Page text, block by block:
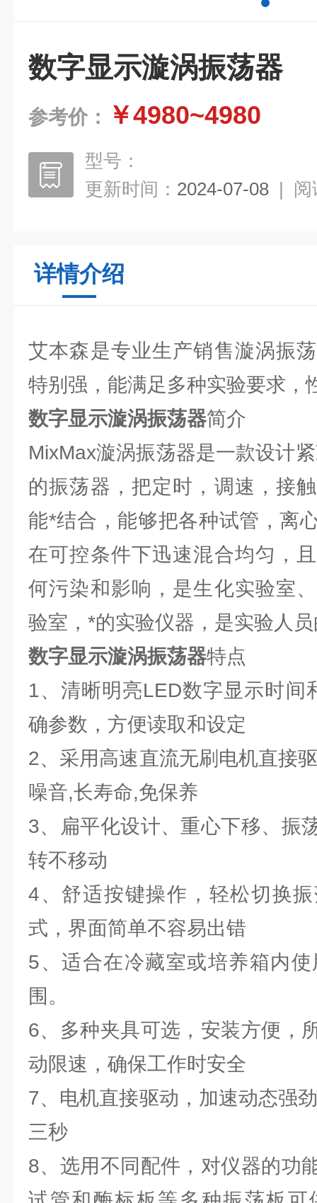
数字显示漩涡振荡器
参考价： ￥4980~4980
型号：
更新时间： 2024-07-08 | 阅
详情介绍
艾本森是专业生产销售漩涡振
特别强，能满足多种实验要求，
数字显示漩涡振荡器简介
MixMax漩涡振荡器是一款设计
的振荡器，把定时，调速，接
能*结合，能够把各种试管，离
在可控条件下迅速混合均匀，
何污染和影响，是生化实验室
验室，*的实验仪器，是实验人
数字显示漩涡振荡器特点
1、清晰明亮LED数字显示时间
确参数，方便读取和设定
2、采用高速直流无刷电机直接
噪音,长寿命,免保养
3、扁平化设计、重心下移、振
转不移动
4、舒适按键操作，轻松切换
式，界面简单不容易出错
5、适合在冷藏室或培养箱内
围。
6、多种夹具可选，安装方便，
动限速，确保工作时安全
7、电机直接驱动，加速动态强
三秒
8、选用不同配件，对仪器的功